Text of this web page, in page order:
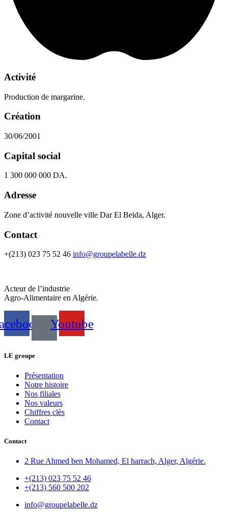
Activité
Production de margarine.
Création
30/06/2001
Capital social
1 300 000 000 DA.
Adresse
Zone d’activité nouvelle ville Dar El Beida, Alger.
Contact
+(213) 023 75 52 46 info@groupelabelle.dz
Acteur de l’industrie
Agro-Alimentaire en Algérie.
Youtube
LE groupe
Présentation
Notre histoire
Nos filiales
Nos valeurs
Chiffres clès
Contact
Contact
2 Rue Ahmed ben Mohamed, El harrach, Alger, Algérie.
+(213) 023 75 52 46
+(213) 560 500 202
info@groupelabelle.dz